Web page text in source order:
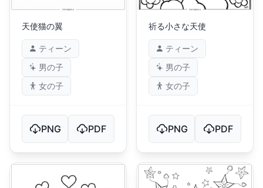
天使猫の翼
ティーン
男の子
女の子
PNG PDF
祈る小さな天使
ティーン
男の子
女の子
PNG PDF